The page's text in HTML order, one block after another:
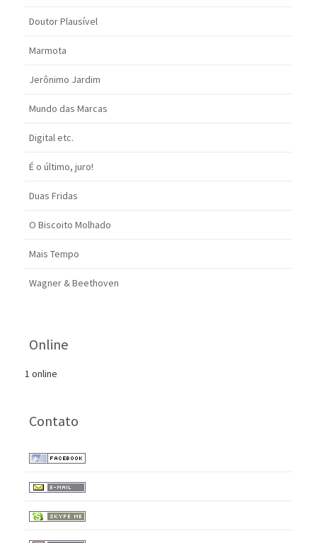
Doutor Plausível
Marmota
Jerônimo Jardim
Mundo das Marcas
Digital etc.
É o último, juro!
Duas Fridas
O Biscoito Molhado
Mais Tempo
Wagner & Beethoven
Online
1 online
Contato